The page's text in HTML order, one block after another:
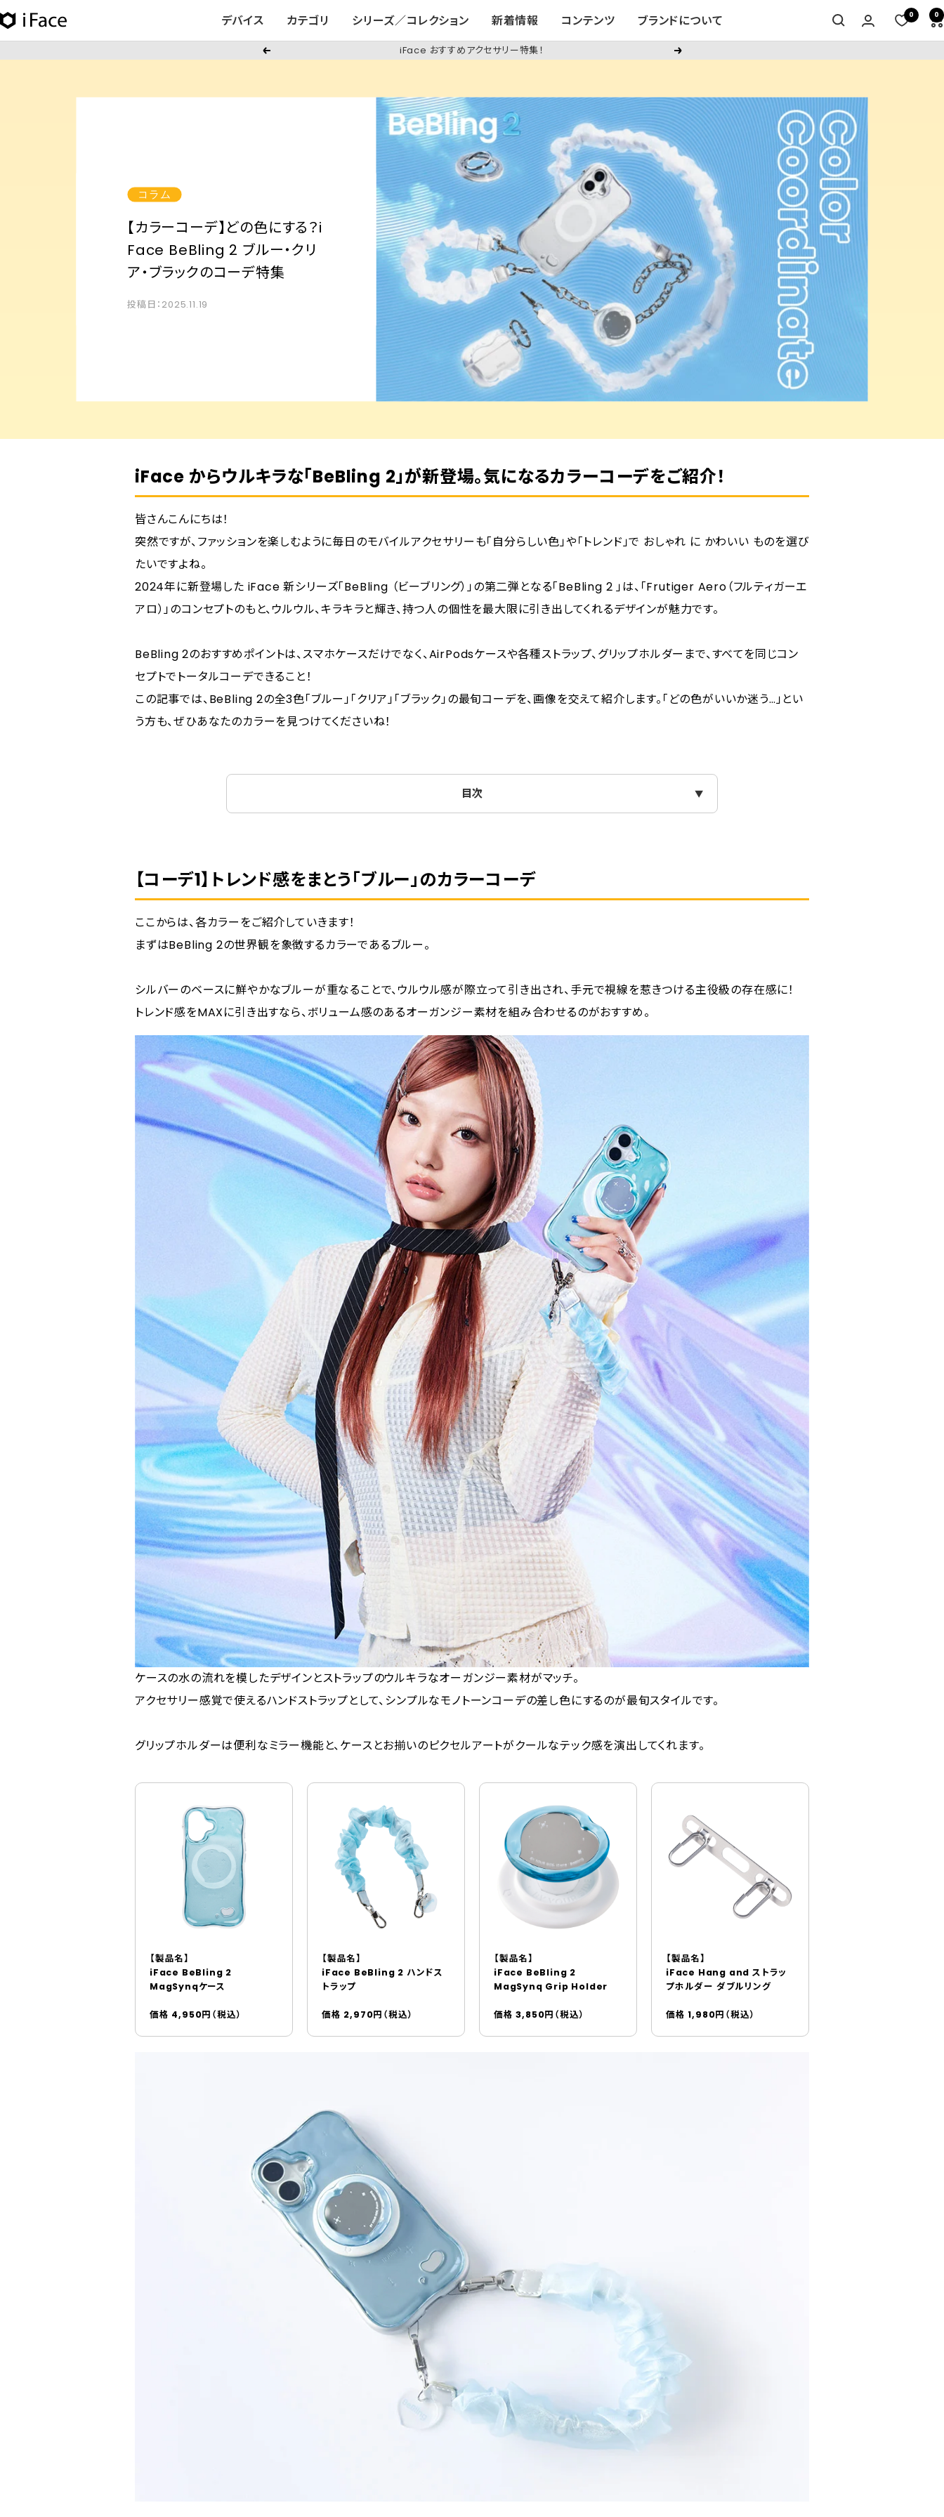
コ
ン
デバイス カテゴリ シリーズ／コレクション 新着情報 コンテンツ ブランドについて
iFace
日
本
0 0
戻
iFace おすすめアクセサリー特集！
次
コラム
【カラーコーデ】どの色にする？i
Face BeBling 2 ブルー・クリ
ア・ブラックのコーデ特集
投稿日：2025.11.19
iFace からウルキラな「BeBling 2」が新登場。気になるカラーコーデをご紹介！
皆さんこんにちは！
突然ですが、ファッションを楽しむように毎日のモバイルアクセサリーも「自分らしい色」や「トレンド」で おしゃれ に かわいい ものを選び
たいですよね。
2024年に新登場した iFace 新シリーズ「BeBling （ビーブリング）」の第二弾となる「BeBling 2 」は、「Frutiger Aero（フルティガーエ
アロ）」のコンセプトのもと、ウルウル、キラキラと輝き、持つ人の個性を最大限に引き出してくれるデザインが魅力です。
BeBling 2のおすすめポイントは、スマホケースだけでなく、AirPodsケースや各種ストラップ、グリップホルダーまで、すべてを同じコン
セプトでトータルコーデできること！
この記事では、BeBling 2の全3色「ブルー」「クリア」「ブラック」の最旬コーデを、画像を交えて紹介します。「どの色がいいか迷う…」とい
う方も、ぜひあなたのカラーを見つけてくださいね！
目次
【コーデ3】モードに決める「ブラック」の洗練コーデ
カラーに迷ったら！組み合わせを試せるシミュレーター
発売記念キャンペーン情報
iFace BeBling 2 に関するよくある質問
【コーデ1】トレンド感をまとう「ブルー」のカラーコーデ
ここからは、各カラーをご紹介していきます！
まずはBeBling 2の世界観を象徴するカラーであるブルー。
シルバーのベースに鮮やかなブルーが重なることで、ウルウル感が際立って引き出され、手元で視線を惹きつける主役級の存在感に！
トレンド感をMAXに引き出すなら、ボリューム感のあるオーガンジー素材を組み合わせるのがおすすめ。
ケースの水の流れを模したデザインとストラップのウルキラなオーガンジー素材がマッチ。
アクセサリー感覚で使えるハンドストラップとして、シンプルなモノトーンコーデの差し色にするのが最旬スタイルです。
グリップホルダーは便利なミラー機能と、ケースとお揃いのピクセルアートがクールなテック感を演出してくれます。
【製品名】
iFace BeBling 2
MagSynqケース
価格 4,950円（税込）
【製品名】
iFace BeBling 2 ハンドス
トラップ
価格 2,970円（税込）
【製品名】
iFace BeBling 2
MagSynq Grip Holder
価格 3,850円（税込）
【製品名】
iFace Hang and ストラッ
プホルダー ダブルリング
価格 1,980円（税込）